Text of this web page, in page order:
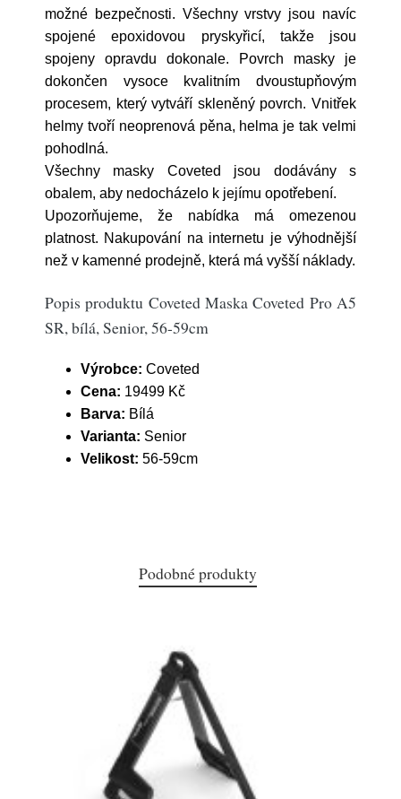
možné bezpečnosti. Všechny vrstvy jsou navíc
spojené epoxidovou pryskyřicí, takže jsou
spojeny opravdu dokonale. Povrch masky je
dokončen vysoce kvalitním dvoustupňovým
procesem, který vytváří skleněný povrch. Vnitřek
helmy tvoří neoprenová pěna, helma je tak velmi
pohodlná.
Všechny masky Coveted jsou dodávány s
obalem, aby nedocházelo k jejímu opotřebení.
Upozorňujeme, že nabídka má omezenou
platnost. Nakupování na internetu je výhodnější
než v kamenné prodejně, která má vyšší náklady.
Popis produktu Coveted Maska Coveted Pro A5
SR, bílá, Senior, 56-59cm
Výrobce: Coveted
Cena: 19499 Kč
Barva: Bílá
Varianta: Senior
Velikost: 56-59cm
Podobné produkty